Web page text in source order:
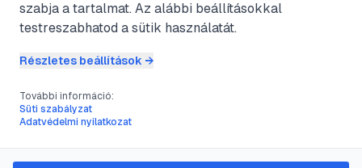
Hitler politikai
tevékenységei
#béke
szabja a tartalmat. Az alábbi beállításokkal
testreszabhatod a sütik használatát.
Részletes beállítások →
További információ:
Süti szabályzat
Adatvédelmi nyilatkozat